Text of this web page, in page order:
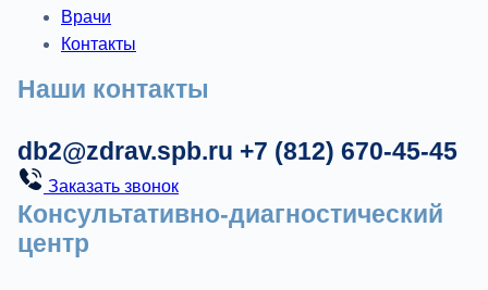
Врачи
Контакты
Наши контакты
db2@zdrav.spb.ru +7 (812) 670-45-45
Заказать звонок
Консультативно-диагностический
центр